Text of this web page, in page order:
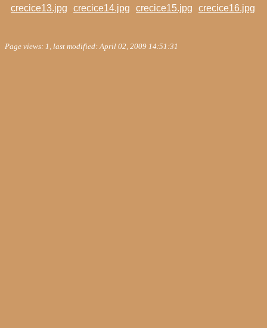
crecice13.jpg crecice14.jpg crecice15.jpg crecice16.jpg
Page views: 1, last modified: April 02, 2009 14:51:31